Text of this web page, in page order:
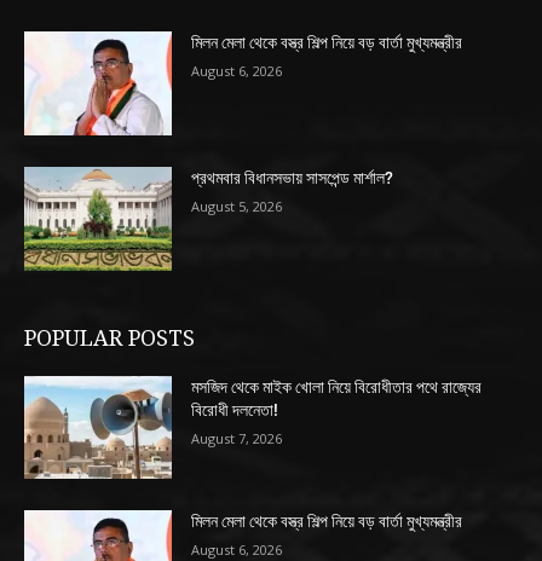
মিলন মেলা থেকে বস্ত্র শিল্প নিয়ে বড় বার্তা মুখ্যমন্ত্রীর
August 6, 2026
প্রথমবার বিধানসভায় সাসপেন্ড মার্শাল?
August 5, 2026
POPULAR POSTS
মসজিদ থেকে মাইক খোলা নিয়ে বিরোধীতার পথে রাজ্যের
বিরোধী দলনেতা!
August 7, 2026
মিলন মেলা থেকে বস্ত্র শিল্প নিয়ে বড় বার্তা মুখ্যমন্ত্রীর
August 6, 2026